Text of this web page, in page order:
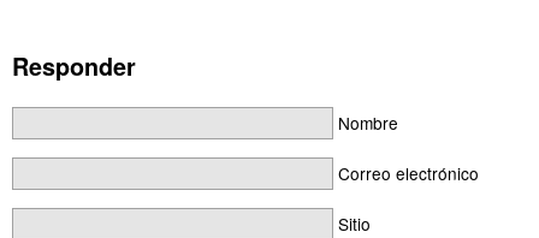
Responder
Nombre
Correo electrónico
Sitio